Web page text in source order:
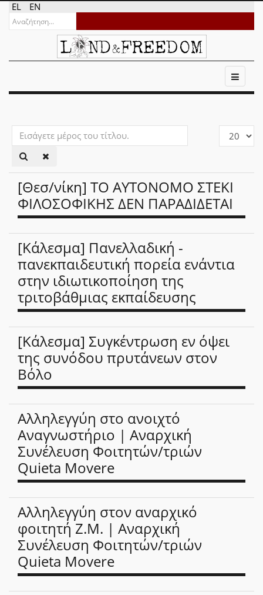
EL EN
Εισάγετε
μέρος
του
τίτλου.
Εμφάνιση
[Θεσ/νίκη] ΤΟ ΑΥΤΟΝΟΜΟ ΣΤΕΚΙ
ΦΙΛΟΣΟΦΙΚΗΣ ΔΕΝ ΠΑΡΑΔΙΔΕΤΑΙ
[Κάλεσμα] Πανελλαδική -
πανεκπαιδευτική πορεία ενάντια
στην ιδιωτικοποίηση της
τριτοβάθμιας εκπαίδευσης
[Κάλεσμα] Συγκέντρωση εν όψει
της συνόδου πρυτάνεων στον
Βόλο
Αλληλεγγύη στο ανοιχτό
Αναγνωστήριο | Αναρχική
Συνέλευση Φοιτητών/τριών
Quieta Movere
Αλληλεγγύη στον αναρχικό
φοιτητή Ζ.Μ. | Αναρχική
Συνέλευση Φοιτητών/τριών
Quieta Movere